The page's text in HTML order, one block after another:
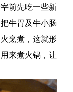
前先吃一些新
牛胃及牛小肠
烹煮，这就形
来煮火锅，让